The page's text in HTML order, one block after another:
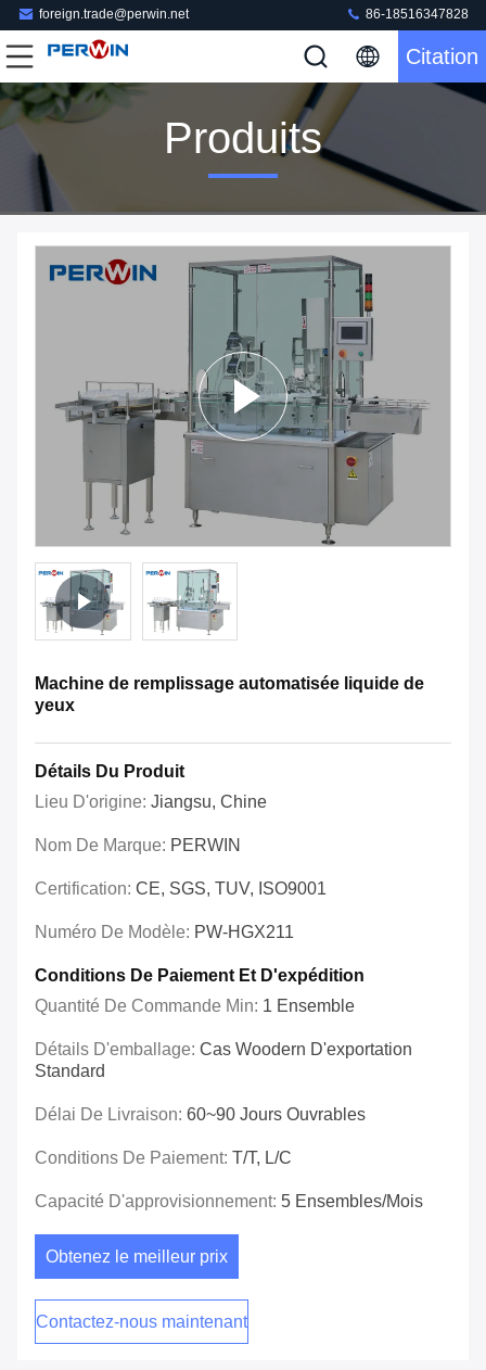
foreign.trade@perwin.net 86-18516347828
Citation
Produits
Machine de remplissage automatisée liquide de
yeux
Détails Du Produit
Lieu D'origine: Jiangsu, Chine
Nom De Marque: PERWIN
Certification: CE, SGS, TUV, ISO9001
Numéro De Modèle: PW-HGX211
Conditions De Paiement Et D'expédition
Quantité De Commande Min: 1 Ensemble
Détails D'emballage: Cas Woodern D'exportation
Standard
Délai De Livraison: 60~90 Jours Ouvrables
Conditions De Paiement: T/T, L/C
Capacité D'approvisionnement: 5 Ensembles/mois
Obtenez le meilleur prix
Contactez-nous maintenant